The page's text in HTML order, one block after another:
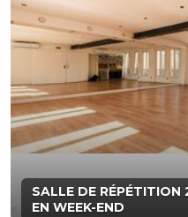
SALLE DE
EN WEEK-END